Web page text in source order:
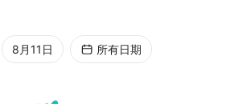
8月11日 所有日期